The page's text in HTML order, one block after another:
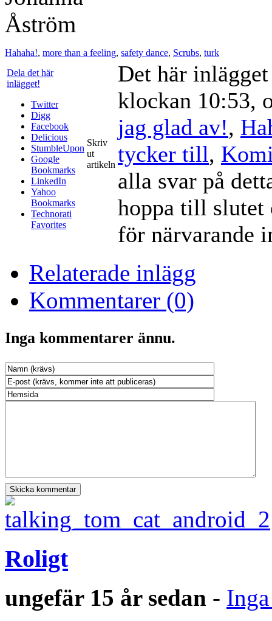
Hahaha!, more than a feeling, safety dance, Scrubs, turk
Dela det här
inlägget!
Twitter
Digg
Facebook
Delicious
StumbleUpon
Google
Bookmarks
LinkedIn
Yahoo
Bookmarks
Technorati
Favorites
Skriv
ut
artikeln
Det här
klockan 10:53,
jag glad av!,
tycker till,
alla svar på
hoppa till slutet
för närvarande
Relaterade inlägg
Kommentarer (0)
Inga kommentarer ännu.
Roligt
ungefär 15 år sedan -